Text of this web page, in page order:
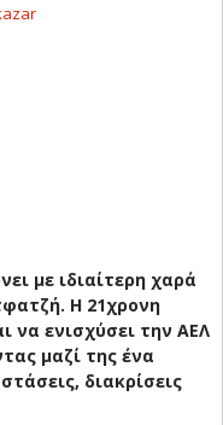
με ιδιαίτερη χαρά
Η 21χρονη
να ενισχύσει την ΑΕΛ
μαζί της ένα
διακρίσεις